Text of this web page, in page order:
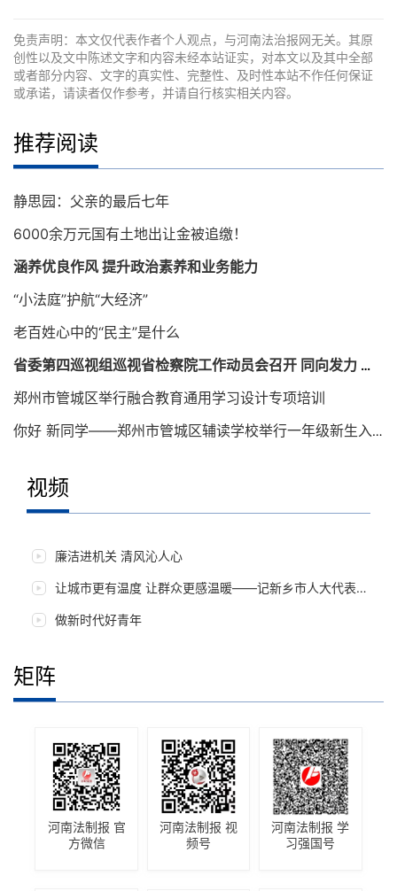
免责声明：本文仅代表作者个人观点，与河南法治报网无关。其原
创性以及文中陈述文字和内容未经本站证实，对本文以及其中全部
或者部分内容、文字的真实性、完整性、及时性本站不作任何保证
或承诺，请读者仅作参考，并请自行核实相关内容。
推荐阅读
静思园：父亲的最后七年
6000余万元国有土地出让金被追缴！
涵养优良作风 提升政治素养和业务能力
“小法庭”护航“大经济”
老百姓心中的“民主”是什么
省委第四巡视组巡视省检察院工作动员会召开 同向发力 确保巡视取得实效
郑州市管城区举行融合教育通用学习设计专项培训
你好 新同学——郑州市管城区辅读学校举行一年级新生入学仪式
视频
廉洁进机关 清风沁人心
让城市更有温度 让群众更感温暖——记新乡市人大代表朱岚岚
做新时代好青年
矩阵
河南法制报 官
方微信
河南法制报 视
频号
河南法制报 学
习强国号